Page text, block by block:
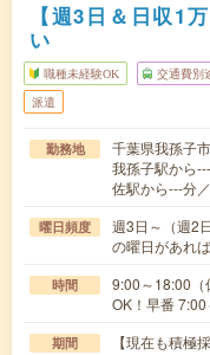
【週3日＆日収1
い
職種未経験OK 交通費別
派遣
勤務地
千葉県我孫子市
我孫子駅から
佐駅から---分
曜日頻度
週3日～（週2
の曜日があれ
時間
9:00～18:00（
OK！早番
期間
【現在も積